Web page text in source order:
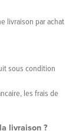
livraison par achat
sous condition
les frais de
livraison ?